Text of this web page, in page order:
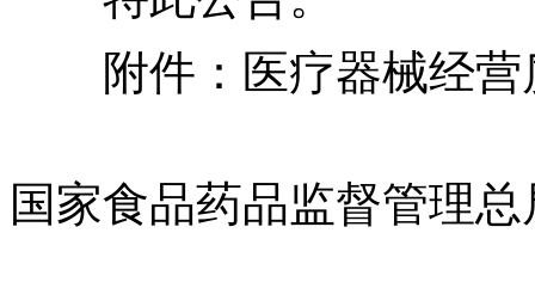
附件：医疗器械经营
国家食品药品监督管理总